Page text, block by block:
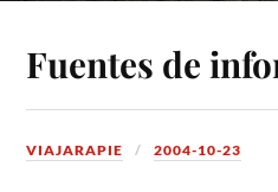
Fuentes de
VIAJARAPIE 2004-10-23